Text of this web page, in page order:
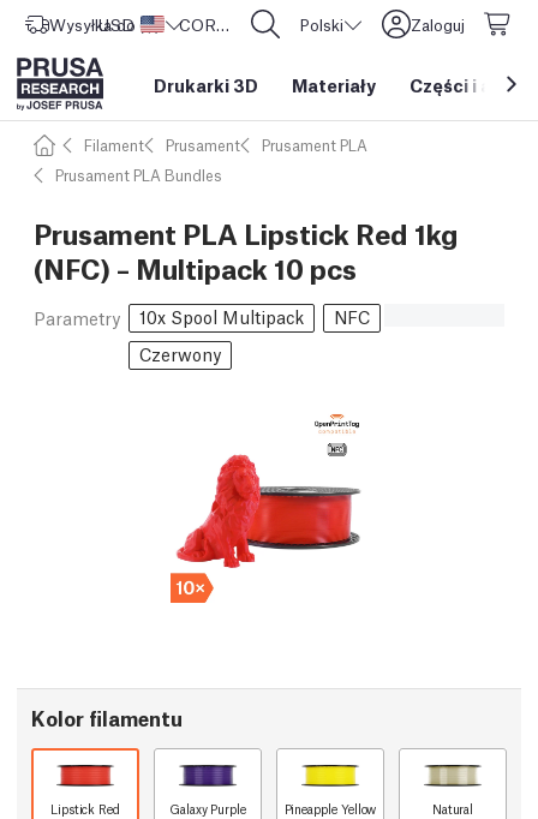
Wysyłka do Stany Zjednoczone
USD ($) CORE One L: Już w sprzedaży! Polski Zaloguj
Drukarki 3D Materiały Części i
Filament Prusament
Prusament PLA
Prusament PLA Bundles
Prusament PLA Lipstick Red 1kg
(NFC) – Multipack 10 pcs
Parametry 10x Spool Multipack
NFC
Czerwony
Kolor filamentu
Lipstick Red Galaxy Purple Pineapple Yellow Natural